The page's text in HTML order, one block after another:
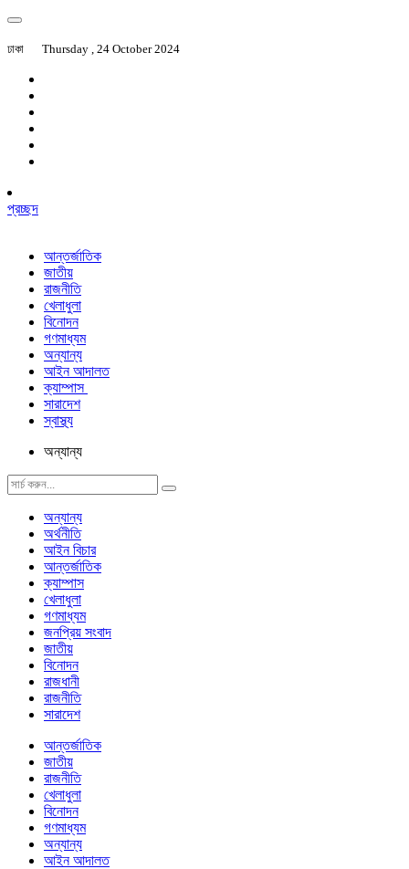
ঢাকা Thursday , 24 October 2024
প্রচ্ছদ
আন্তর্জাতিক
জাতীয়
রাজনীতি
খেলাধুলা
বিনোদন
গণমাধ্যম
অন্যান্য
আইন আদালত
ক্যাম্পাস
সারাদেশ
স্বাস্থ্য
অন্যান্য
অন্যান্য
অর্থনীতি
আইন বিচার
আন্তর্জাতিক
ক্যাম্পাস
খেলাধুলা
গণমাধ্যম
জনপ্রিয় সংবাদ
জাতীয়
বিনোদন
রাজধানী
রাজনীতি
সারাদেশ
আন্তর্জাতিক
জাতীয়
রাজনীতি
খেলাধুলা
বিনোদন
গণমাধ্যম
অন্যান্য
আইন আদালত